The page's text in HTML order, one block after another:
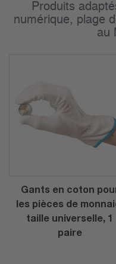
Produits
numérique, plage
au
Gants en coton
les pièces de
taille universelle, 1
paire